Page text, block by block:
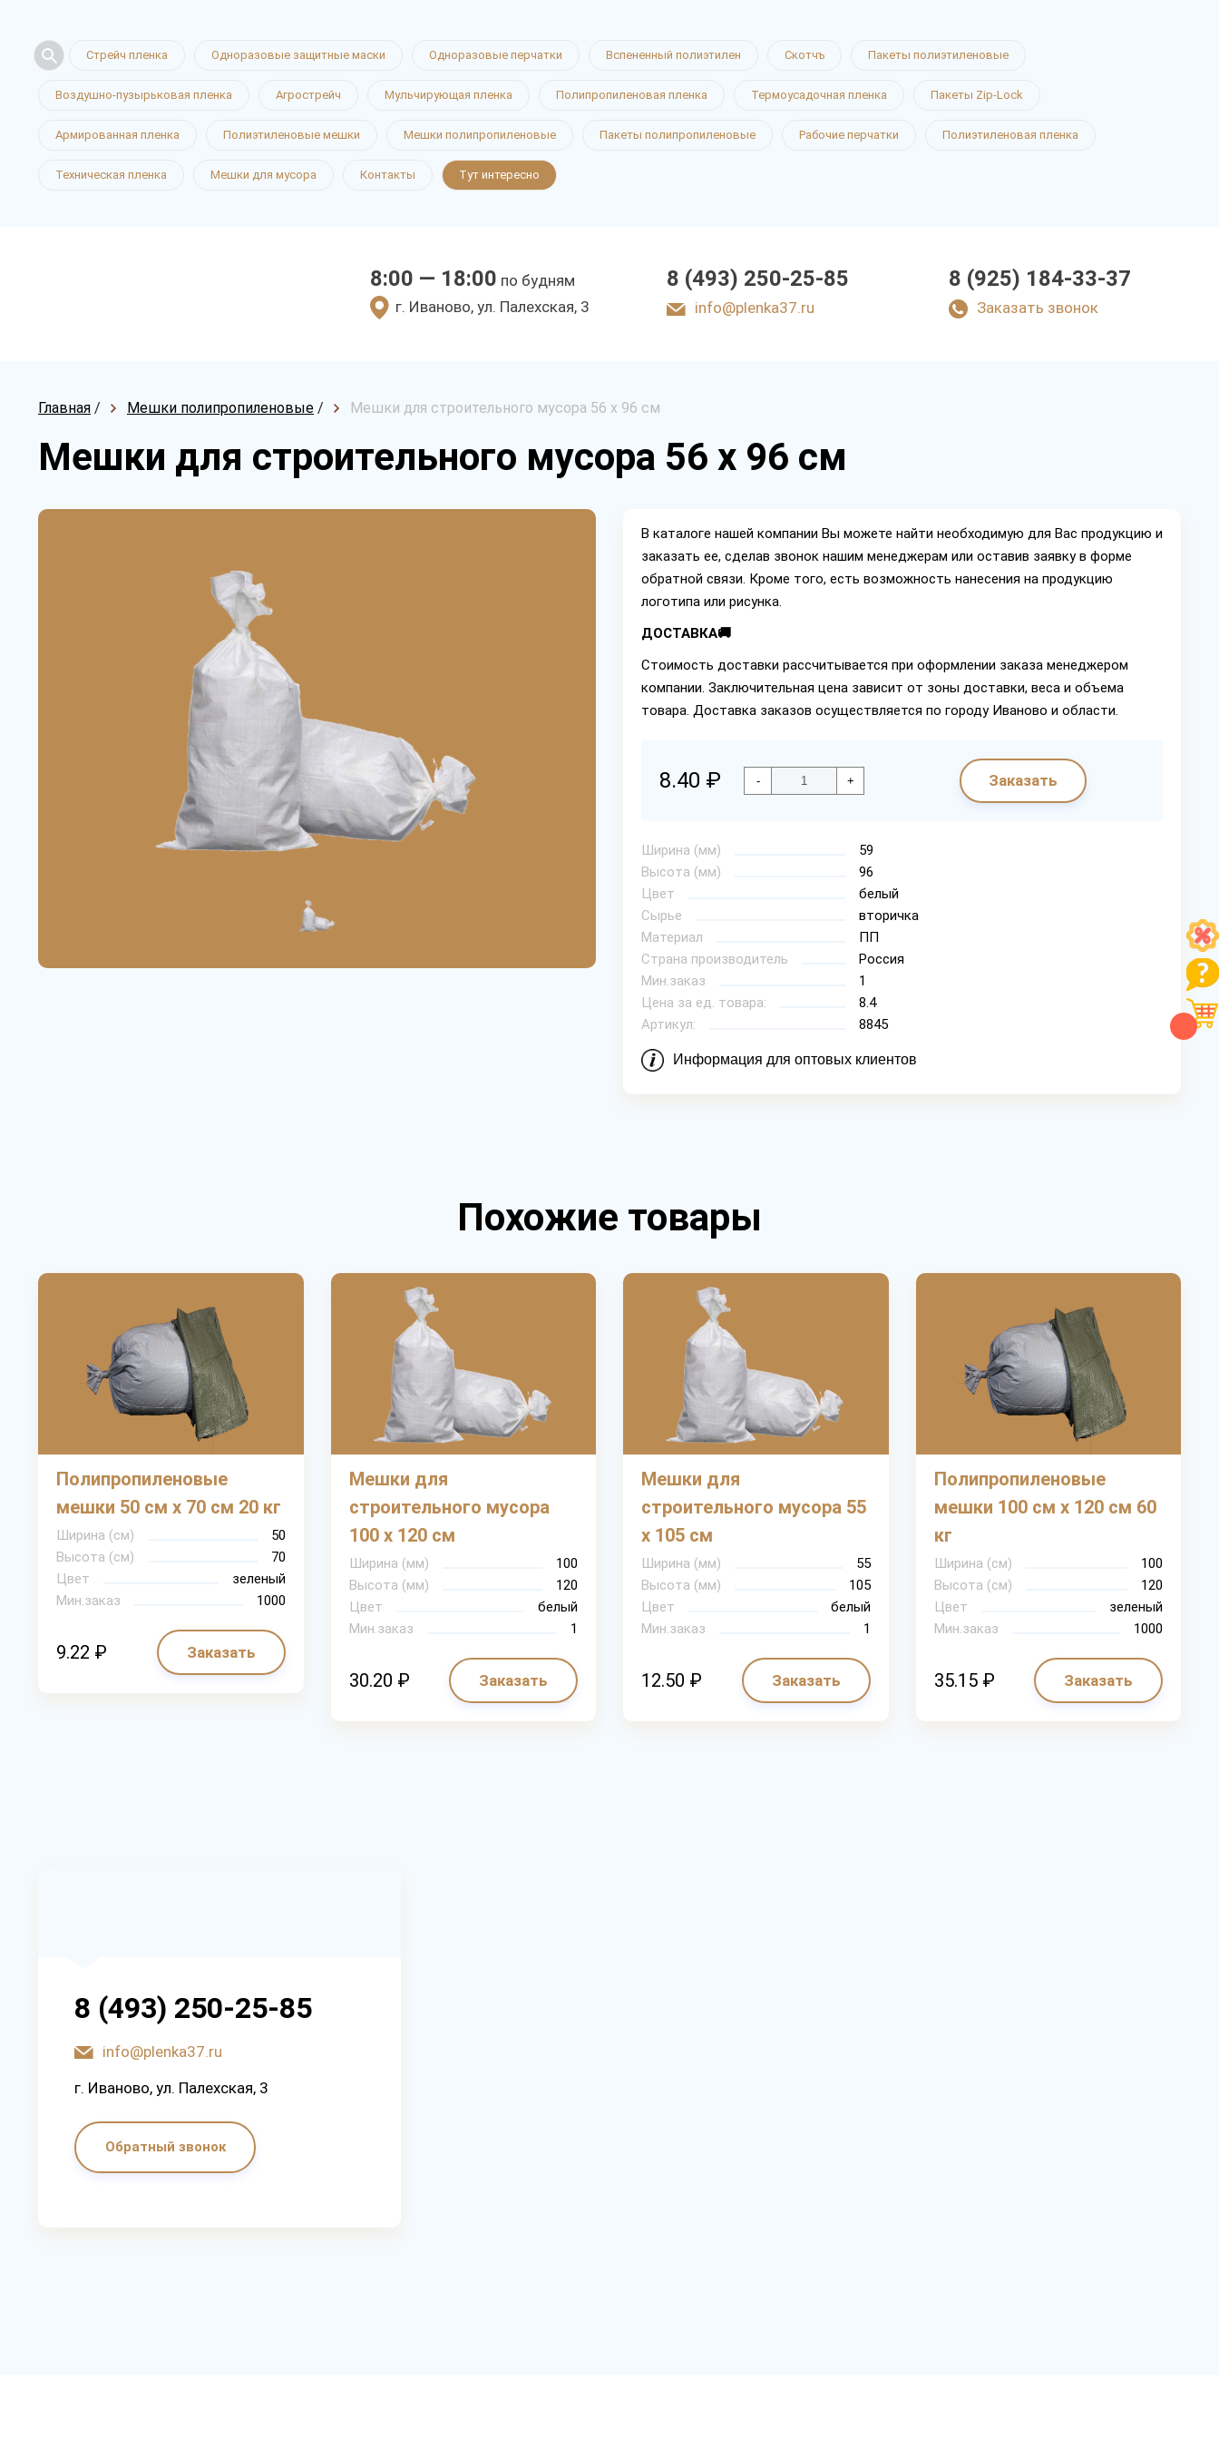
Стрейч пленка Одноразовые защитные маски Одноразовые перчатки Вспененный полиэтилен Скотчъ Пакеты полиэтиленовые
Воздушно-пузырьковая пленка Агрострейч Мульчирующая пленка Полипропиленовая пленка Термоусадочная пленка Пакеты Zip-Lock
Армированная пленка Полиэтиленовые мешки Мешки полипропиленовые Пакеты полипропиленовые Рабочие перчатки Полиэтиленовая пленка
Техническая пленка Мешки для мусора Контакты Тут интересно
8:00 — 18:00 по будням
г. Иваново, ул. Палехская, 3
8 (493) 250-25-85
info@plenka37.ru
8 (925) 184-33-37
Заказать звонок
Главная / Мешки полипропиленовые / Мешки для строительного мусора 56 х 96 см
Мешки для строительного мусора 56 х 96 см
В каталоге нашей компании Вы можете найти необходимую для Вас продукцию и
заказать ее, сделав звонок нашим менеджерам или оставив заявку в форме
обратной связи. Кроме того, есть возможность нанесения на продукцию
логотипа или рисунка.
ДОСТАВКА🚚
Стоимость доставки рассчитывается при оформлении заказа менеджером
компании. Заключительная цена зависит от зоны доставки, веса и объема
товара. Доставка заказов осуществляется по городу Иваново и области.
8.40 ₽ - + Заказать
Ширина (мм)
59
Высота (мм)
96
Цвет
белый
Сырье
вторичка
Материал
ПП
Страна производитель
Россия
Мин.заказ
1
Цена за ед. товара:
8.4
Артикул:
8845
Информация для оптовых клиентов
Похожие товары
Полипропиленовые
мешки 50 см х 70 см 20 кг
Ширина (см)
50
Высота (см)
70
Цвет
зеленый
Мин.заказ
1000
9.22 ₽ Заказать
Мешки для
строительного мусора
100 х 120 см
Ширина (мм)
100
Высота (мм)
120
Цвет
белый
Мин.заказ
1
30.20 ₽ Заказать
Мешки для
строительного мусора 55
х 105 см
Ширина (мм)
55
Высота (мм)
105
Цвет
белый
Мин.заказ
1
12.50 ₽ Заказать
Полипропиленовые
мешки 100 см х 120 см 60
кг
Ширина (см)
100
Высота (см)
120
Цвет
зеленый
Мин.заказ
1000
35.15 ₽ Заказать
8 (493) 250-25-85
info@plenka37.ru
г. Иваново, ул. Палехская, 3
Обратный звонок